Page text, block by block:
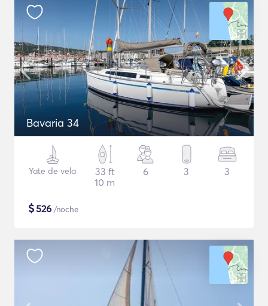
Bavaria 34
Yate de vela
33 ft
10 m
6 3 3
$526 /noche